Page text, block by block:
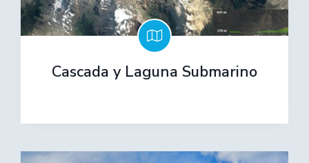
Cascada y Laguna Submarino